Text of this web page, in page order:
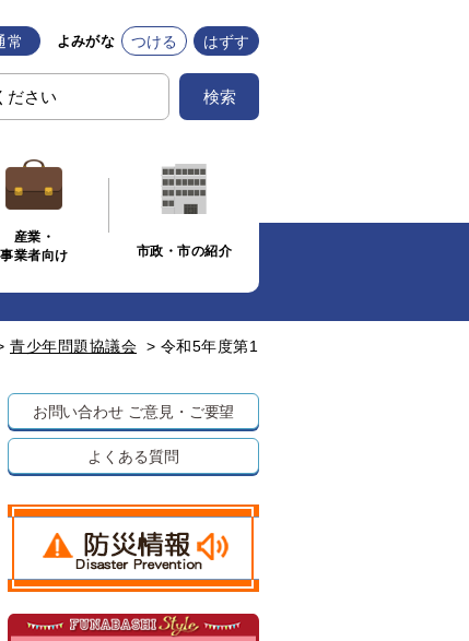
常 よみがな つける はずす
検索
産業・
事業者向け
市政・市の紹介
青少年問題協議会 > 令和5年度第1
お問い合わせ ご意見・ご要望
よくある質問